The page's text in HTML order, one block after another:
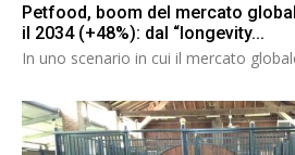
Petfood, boom del mercato
il 2034 (+48%): dal “longevity...
In uno scenario in cui il mercato